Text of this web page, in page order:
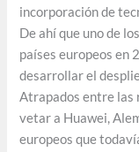
incorporación de
De ahí que uno de
países europeos en
desarrollar el
Atrapados entre las
vetar a Huawei,
europeos que